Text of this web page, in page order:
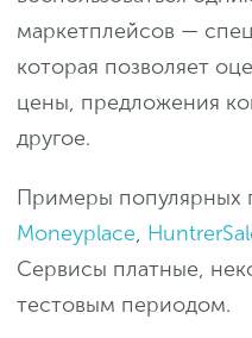
маркетплейсов —
которая позволяет
цены, предложения
другое.
Примеры популярных
Moneyplace,
Сервисы платные,
тестовым периодом.